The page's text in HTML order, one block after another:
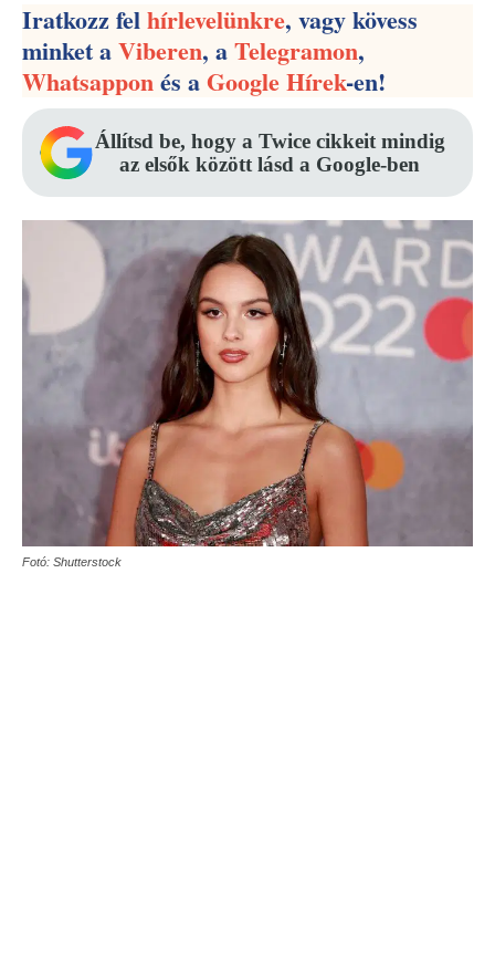
Iratkozz felhírlevelünkre, vagy kövess
minket aViberen, aTelegramon,
Whatsapponés aGoogle Hírek-en!
Állítsd be, hogy a Twice cikkeit mindig
az elsők között lásd a Google-ben
Fotó: Shutterstock